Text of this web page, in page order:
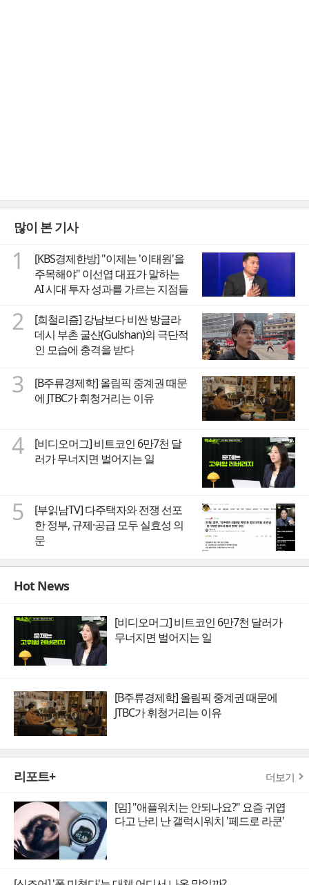
많이 본 기사
1
[KBS경제한방] "이제는 '이태원'을
주목해야" 이선엽 대표가 말하는
AI 시대 투자 성과를 가르는 지점들
2
[희철리즘] 강남보다 비싼 방글라
데시 부촌 굴샨(Gulshan)의 극단적
인 모습에 충격을 받다
3
[B주류경제학] 올림픽 중계권 때문
에 JTBC가 휘청거리는 이유
4
[비디오머그] 비트코인 6만7천 달
러가 무너지면 벌어지는 일
5
[부읽남TV] 다주택자와 전쟁 선포
한 정부, 규제·공급 모두 실효성 의
문
Hot News
[비디오머그] 비트코인 6만7천 달러가
무너지면 벌어지는 일
[B주류경제학] 올림픽 중계권 때문에
JTBC가 휘청거리는 이유
리포트+ 더보기
[밈] "애플워치는 안되나요?" 요즘 귀엽
다고 난리 난 갤럭시워치 '페드로 라쿤'